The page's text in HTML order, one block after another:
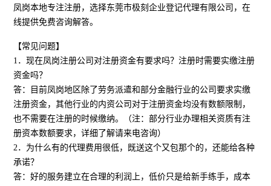
凤岗本地专注注册，选择东莞市极刻企业登记代理有限公司，在
线提供免费咨询解答。
【常见问题】
1．现在凤岗注册公司对注册资金有要求吗？注册时需要实缴注册
资金吗？
答：目前凤岗地区除了劳务派遣和部分金融行业的公司要求实缴
注册资金，其他行业的内资公司对于注册资金均没有数额限制，
也不需要在注册的时候缴纳。（注：部分行业办理相关资质有注
册资本数额要求，详细了解请来电咨询）
2．为什么有的代理费用很低，既送这个又包那个的，还能给各种
承诺？
答：好的服务建立在合理的利润上，低价只是给新手练手，成本